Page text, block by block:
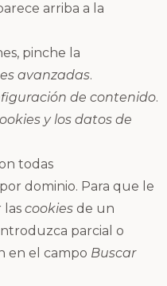
arriba a la
pinche la
avanzadas.
de contenido.
y los datos de
todas
dominio. Para que le
las cookies de un
parcial o
en el campo Buscar